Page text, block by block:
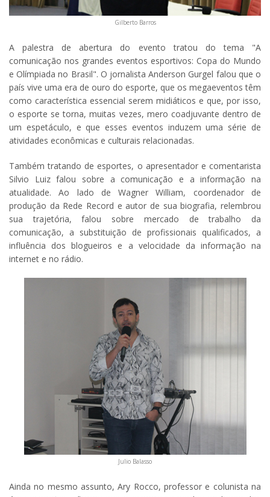
Gilberto Barros
A palestra de abertura do evento tratou do tema "A
comunicação nos grandes eventos esportivos: Copa do Mundo
e Olímpiada no Brasil". O jornalista Anderson Gurgel falou que o
país vive uma era de ouro do esporte, que os megaeventos têm
como característica essencial serem midiáticos e que, por isso,
o esporte se torna, muitas vezes, mero coadjuvante dentro de
um espetáculo, e que esses eventos induzem uma série de
atividades econômicas e culturais relacionadas.
Também tratando de esportes, o apresentador e comentarista
Silvio Luiz falou sobre a comunicação e a informação na
atualidade. Ao lado de Wagner William, coordenador de
produção da Rede Record e autor de sua biografia, relembrou
sua trajetória, falou sobre mercado de trabalho da
comunicação, a substituição de profissionais qualificados, a
influência dos blogueiros e a velocidade da informação na
internet e no rádio.
Julio Balasso
Ainda no mesmo assunto, Ary Rocco, professor e colunista na